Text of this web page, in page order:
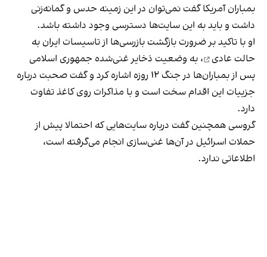
بمباران آمریکا گفت نمی‌توان در این زمینه حدس و گمانه‌زنی
داشت و باید به این سایت‌ها دسترسی وجود داشته باشد.
او با تاکید بر ضرورت بازگشت بازرسی‌ها از تاسیسات ایران به
حالت عادی
، به وضعیت ذخایر غنی‌شده جمهوری اسلامی
پس از بمباران‌ها در جنگ ۱۲ روزه اشاره کرد و گفت صحبت درباره
جزییات این اقدام سخت است و با مذاکرات روی کاغذ تفاوت
دارد.
گروسی همچنین گفت درباره سایت‌هایی که احتمالا پیش از
حملات اسرائیل در آن‌ها غنی‌سازی انجام می‌گرفته است،
اطلاعاتی ندارد.